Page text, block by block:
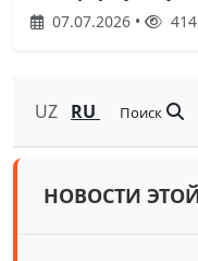
07.07.2026 •
UZ RU Поиск
НОВОСТИ